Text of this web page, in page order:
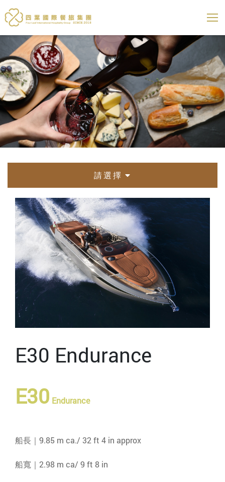
四葉國際餐旅集團 展開
請選擇
E30 Endurance
E30 Endurance
船長｜9.85 m ca./ 32 ft 4 in approx
船寬｜2.98 m ca/ 9 ft 8 in